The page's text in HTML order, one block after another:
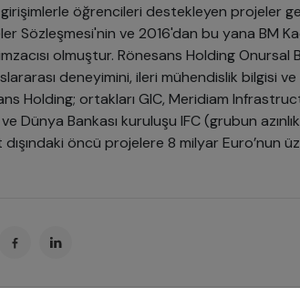
öğrencileri destekleyen projeler
Sözleşmesi'nin ve 2016'dan bu yana BM
olmuştur. Rönesans Holding Onursal
deneyimini, ileri mühendislik bilgisi
Holding; ortakları GIC, Meridiam
Dünya Bankası kuruluşu IFC (grubun
öncü projelere 8 milyar Euro’nun